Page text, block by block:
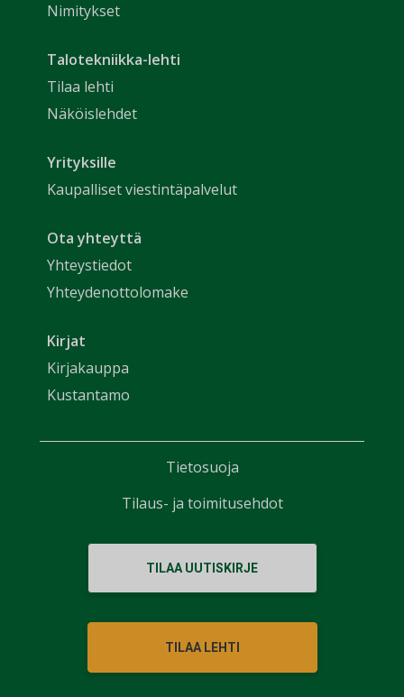
Nimitykset
Talotekniikka-lehti
Tilaa lehti
Näköislehdet
Yrityksille
Kaupalliset viestintäpalvelut
Ota yhteyttä
Yhteystiedot
Yhteydenottolomake
Kirjat
Kirjakauppa
Kustantamo
TILAA UUTISKIRJE
TILAA LEHTI
Tietosuoja
Tilaus- ja toimitusehdot